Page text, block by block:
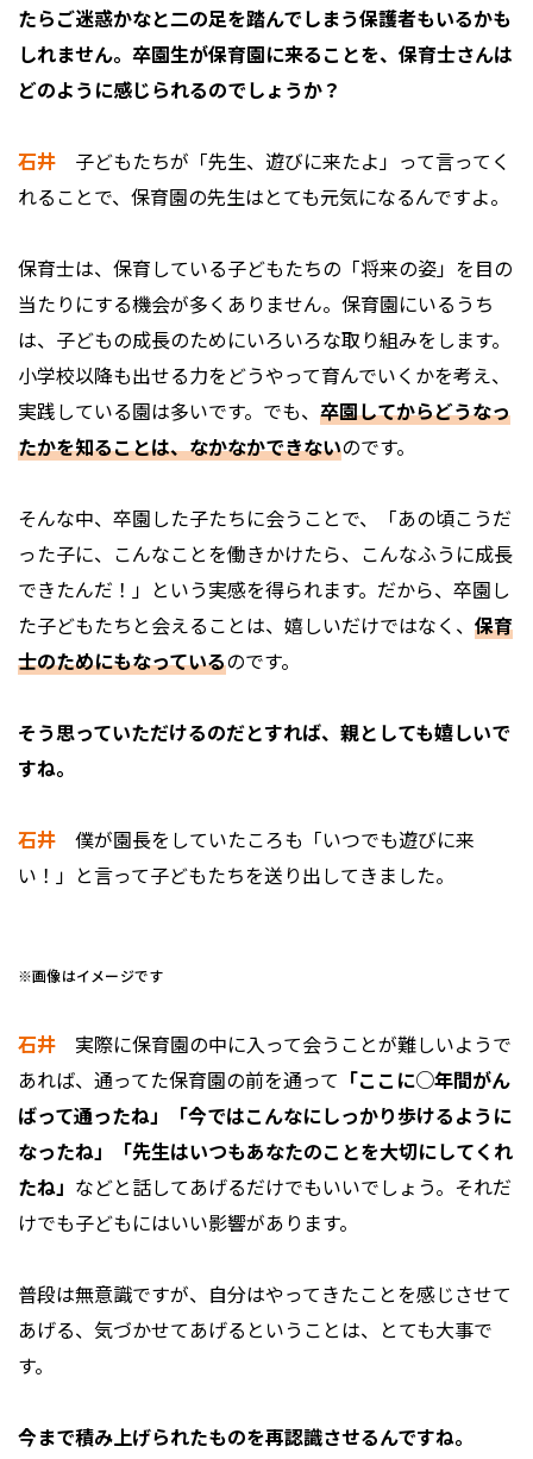
たらご迷惑かなと二の足を踏んでしまう保護者もいるかも
しれません。卒園生が保育園に来ることを、保育士さんは
どのように感じられるのでしょうか？
石井 子どもたちが「先生、遊びに来たよ」って言ってく
れることで、保育園の先生はとても元気になるんですよ。
保育士は、保育している子どもたちの「将来の姿」を目の
当たりにする機会が多くありません。保育園にいるうち
は、子どもの成長のためにいろいろな取り組みをします。
小学校以降も出せる力をどうやって育んでいくかを考え、
実践している園は多いです。でも、 卒園してからどうなっ
たかを知ることは、なかなかできないのです。
そんな中、卒園した子たちに会うことで、「あの頃こうだ
った子に、こんなことを働きかけたら、こんなふうに成長
できたんだ！」という実感を得られます。だから、卒園し
た子どもたちと会えることは、嬉しいだけではなく、 保育
士のためにもなっているのです。
――そう思っていただけるのだとすれば、親としても嬉しいで
すね。
石井 僕が園長をしていたころも「いつでも遊びに来
い！」と言って子どもたちを送り出してきました。
※画像はイメージです
石井 実際に保育園の中に入って会うことが難しいようで
あれば、通ってた保育園の前を通って 「ここに○年間がん
ばって通ったね」「今ではこんなにしっかり歩けるように
なったね」「先生はいつもあなたのことを大切にしてくれ
たね」 などと話してあげるだけでもいいでしょう。それだ
けでも子どもにはいい影響があります。
普段は無意識ですが、自分はやってきたことを感じさせて
あげる、気づかせてあげるということは、とても大事で
す。
――今まで積み上げられたものを再認識させるんですね。